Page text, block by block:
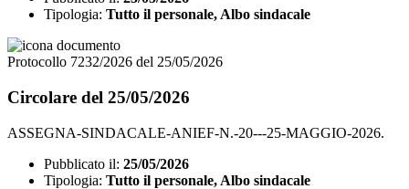
Tipologia: Tutto il personale, Albo sindacale
Protocollo 7232/2026 del 25/05/2026
Circolare del 25/05/2026
ASSEGNA-SINDACALE-ANIEF-N.-20---25-MAGGIO-2026.
Pubblicato il: 25/05/2026
Tipologia: Tutto il personale, Albo sindacale